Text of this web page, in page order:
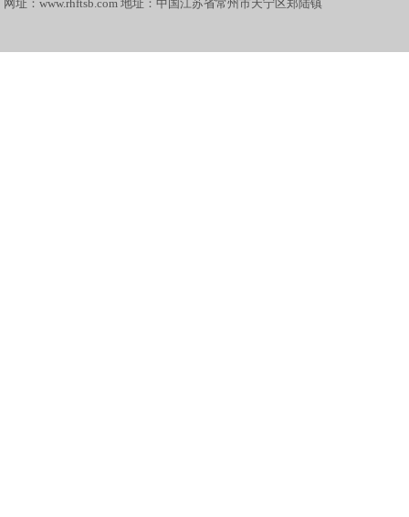
网址：www.rhftsb.com 地址：中国江苏省常州市天宁区郑陆镇